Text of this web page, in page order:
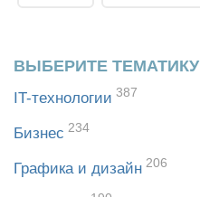
ВЫБЕРИТЕ ТЕМАТИКУ
IT-технологии 387
Бизнес 234
Графика и дизайн 206